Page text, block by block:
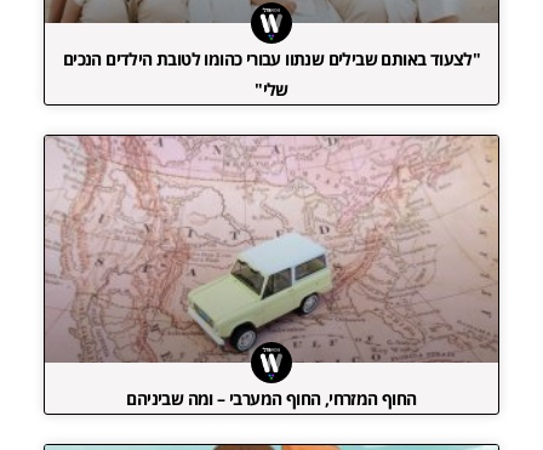
"לצעוד באותם שבילים שנתוו עבורי כהומו לטובת הילדים הנכים
שלי"
החוף המזרחי, החוף המערבי – ומה שביניהם